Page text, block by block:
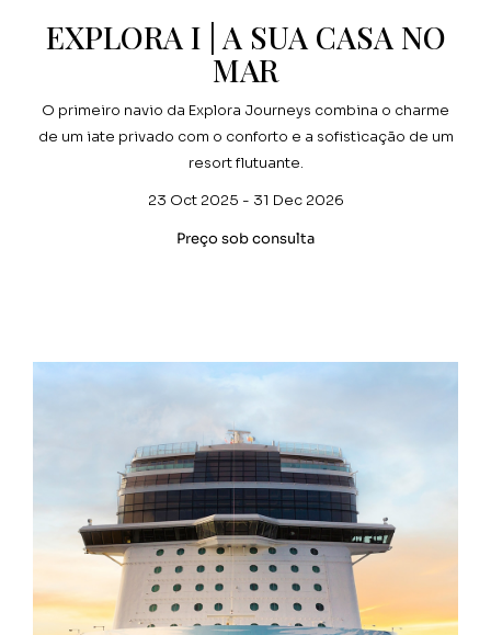
EXPLORA I | A SUA CASA NO
MAR
O primeiro navio da Explora Journeys combina o charme
de um iate privado com o conforto e a sofisticação de um
resort flutuante.
23 Oct 2025 - 31 Dec 2026
Preço sob consulta